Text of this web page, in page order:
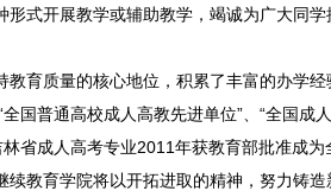
开展教学或辅助教学，竭诚为广大同学
质量的核心地位，积累了丰富的办学经
国普通高校成人高教先进单位”、“全国成
省成人高考专业2011年获教育部批准成为
教育学院将以开拓进取的精神，努力铸造